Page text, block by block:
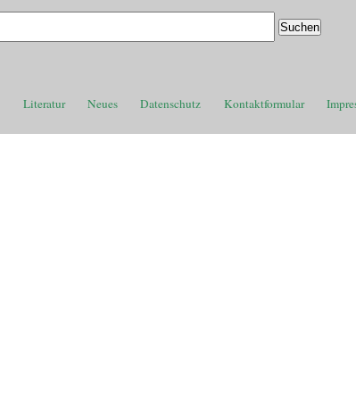
Literatur Neues Datenschutz Kontaktformular